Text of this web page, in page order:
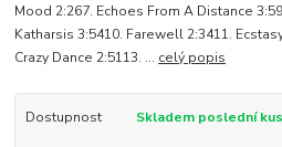
Mood 2:267. Echoes From A Distance
Katharsis 3:5410. Farewell 2:3411.
Crazy Dance 2:5113. ... celý popis
Dostupnost Skladem poslední